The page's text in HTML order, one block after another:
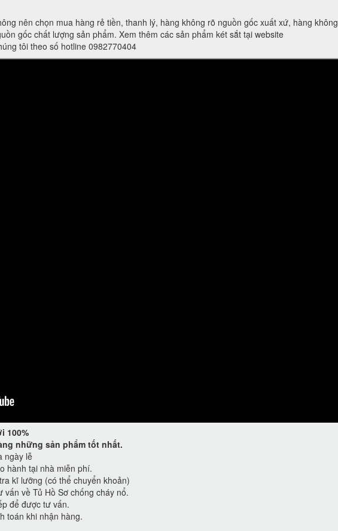
nên chọn mua hàng rẻ tiền, thanh lý, hàng không rõ nguồn gốc xuất xứ, hàng không
gốc chất lượng sản phẩm. Xem thêm các sản phẩm két sắt tại website
tôi theo số hotline 0982770404
100%
những sản phẩm tốt nhất.
ngày lễ
hành tại nhà miễn phí.
kĩ lưỡng (có thể chuyển khoản)
về Tủ Hồ Sơ chống cháy nổ.
để được tư vấn.
toán khi nhận hàng.